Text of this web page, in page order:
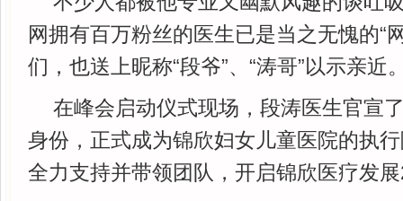
网拥有百万粉丝的医生已是当之无愧的“
们，也送上昵称“段爷”、“涛哥”以示亲近
在峰会启动仪式现场，段涛医生官宣
身份，正式成为锦欣妇女儿童医院的执
全力支持并带领团队，开启锦欣医疗发